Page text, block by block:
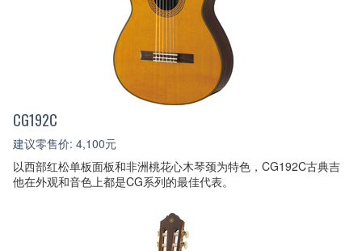
CG192C
建议零售价: 4,100元
以西部红松单板面板和非洲桃花心木琴颈为特色，CG192C古典吉
他在外观和音色上都是CG系列的最佳代表。